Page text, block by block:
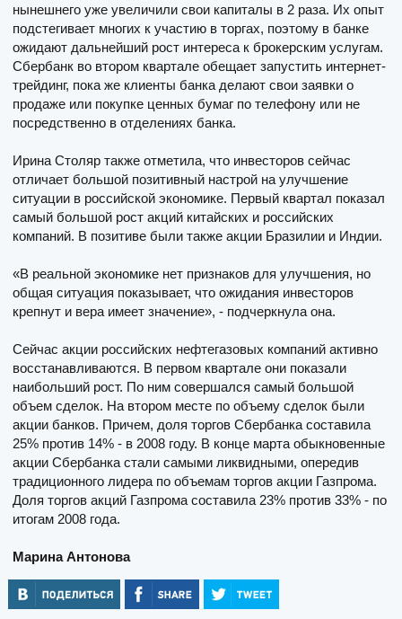
нынешнего уже увеличили свои капиталы в 2 раза. Их опыт
подстегивает многих к участию в торгах, поэтому в банке
ожидают дальнейший рост интереса к брокерским услугам.
Сбербанк во втором квартале обещает запустить интернет-
трейдинг, пока же клиенты банка делают свои заявки о
продаже или покупке ценных бумаг по телефону или не
посредственно в отделениях банка.
Ирина Столяр также отметила, что инвесторов сейчас
отличает большой позитивный настрой на улучшение
ситуации в российской экономике. Первый квартал показал
самый большой рост акций китайских и российских
компаний. В позитиве были также акции Бразилии и Индии.
«В реальной экономике нет признаков для улучшения, но
общая ситуация показывает, что ожидания инвесторов
крепнут и вера имеет значение», - подчеркнула она.
Сейчас акции российских нефтегазовых компаний активно
восстанавливаются. В первом квартале они показали
наибольший рост. По ним совершался самый большой
объем сделок. На втором месте по объему сделок были
акции банков. Причем, доля торгов Сбербанка составила
25% против 14% - в 2008 году. В конце марта обыкновенные
акции Сбербанка стали самыми ликвидными, опередив
традиционного лидера по объемам торгов акции Газпрома.
Доля торгов акций Газпрома составила 23% против 33% - по
итогам 2008 года.
Марина Антонова